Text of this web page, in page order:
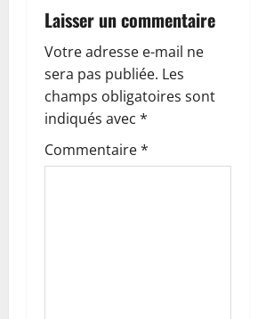
i
o
n
d
’
Laisser un commentaire
Votre adresse e-mail ne
sera pas publiée. Les
champs obligatoires sont
indiqués avec *
Commentaire*